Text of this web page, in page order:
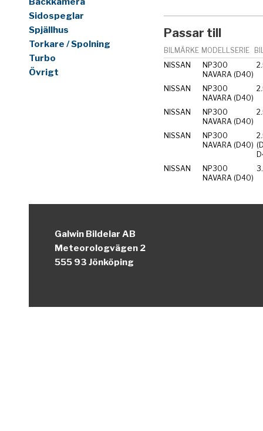
Sidospeglar
Spjällhus
Torkare / Spolning
Turbo
Övrigt
Passar till
BILMÄRKE MODELLSERIE
NISSAN
NP300
NAVARA (D40)
NISSAN
NP300
NAVARA (D40)
NISSAN
NP300
NAVARA (D40)
NISSAN
NP300
NAVARA (D40)
NISSAN
NP300
NAVARA (D40)
Galwin Bildelar AB
Meteorologvägen 2
555 93 Jönköping